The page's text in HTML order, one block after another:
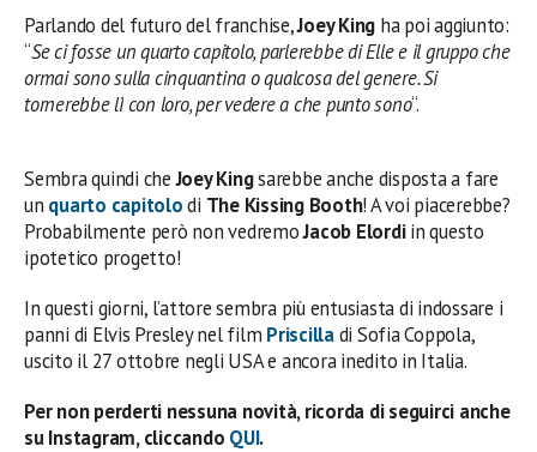
Parlando del futuro del franchise,Joey King ha poi aggiunto:
“Se ci fosse un quarto capitolo, parlerebbe di Elle e il gruppo che
ormai sono sulla cinquantina o qualcosa del genere. Si
tornerebbe lì con loro, per vederea che punto sono“.
Sembra quindi cheJoey Kingsarebbe anche disposta a fare
un quarto capitolodi The Kissing Booth! A voi piacerebbe?
Probabilmente però non vedremoJacob Elordiin questo
ipotetico progetto!
In questi giorni, l’attore sembra più entusiasta di indossare i
panni di Elvis Presley nel film Priscilladi Sofia Coppola,
uscito il 27 ottobre negli USA e ancora inedito in Italia.
Per non perderti nessuna novità, ricorda di seguirci anche
su Instagram, cliccando QUI.